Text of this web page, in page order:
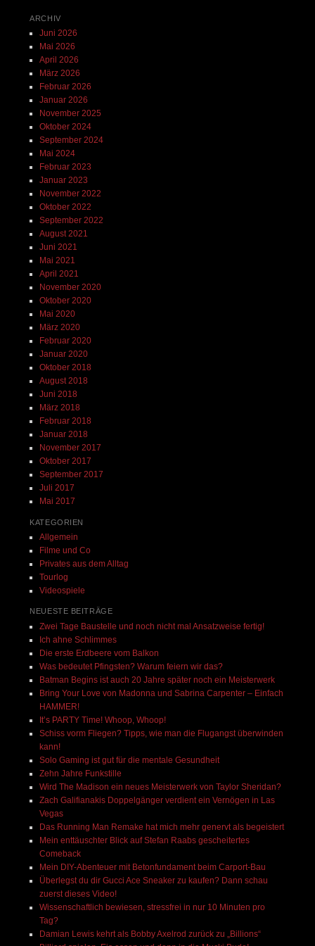
ARCHIV
Juni 2026
Mai 2026
April 2026
März 2026
Februar 2026
Januar 2026
November 2025
Oktober 2024
September 2024
Mai 2024
Februar 2023
Januar 2023
November 2022
Oktober 2022
September 2022
August 2021
Juni 2021
Mai 2021
April 2021
November 2020
Oktober 2020
Mai 2020
März 2020
Februar 2020
Januar 2020
Oktober 2018
August 2018
Juni 2018
März 2018
Februar 2018
Januar 2018
November 2017
Oktober 2017
September 2017
Juli 2017
Mai 2017
KATEGORIEN
Allgemein
Filme und Co
Privates aus dem Alltag
Tourlog
Videospiele
NEUESTE BEITRÄGE
Zwei Tage Baustelle und noch nicht mal Ansatzweise fertig!
Ich ahne Schlimmes
Die erste Erdbeere vom Balkon
Was bedeutet Pfingsten? Warum feiern wir das?
Batman Begins ist auch 20 Jahre später noch ein Meisterwerk
Bring Your Love von Madonna und Sabrina Carpenter – Einfach
HAMMER!
It’s PARTY Time! Whoop, Whoop!
Schiss vorm Fliegen? Tipps, wie man die Flugangst überwinden
kann!
Solo Gaming ist gut für die mentale Gesundheit
Zehn Jahre Funkstille
Wird The Madison ein neues Meisterwerk von Taylor Sheridan?
Zach Galifianakis Doppelgänger verdient ein Vernögen in Las
Vegas
Das Running Man Remake hat mich mehr genervt als begeistert
Mein enttäuschter Blick auf Stefan Raabs gescheitertes
Comeback
Mein DIY-Abenteuer mit Betonfundament beim Carport-Bau
Überlegst du dir Gucci Ace Sneaker zu kaufen? Dann schau
zuerst dieses Video!
Wissenschaftlich bewiesen, stressfrei in nur 10 Minuten pro
Tag?
Damian Lewis kehrt als Bobby Axelrod zurück zu „Billions“